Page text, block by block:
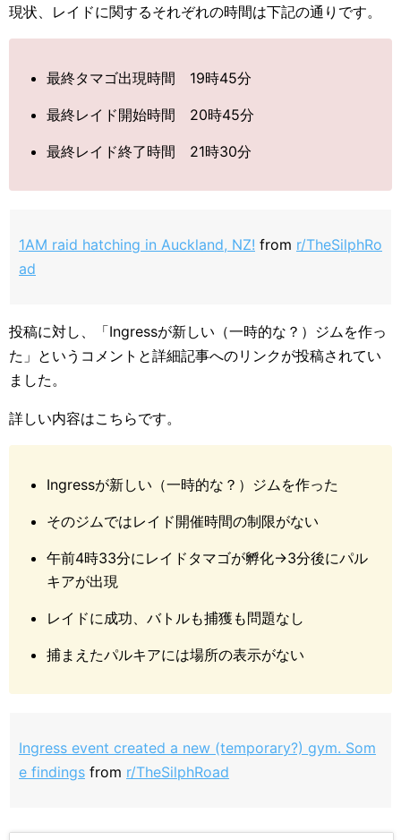
現状、レイドに関するそれぞれの時間は下記の通りです。
最終タマゴ出現時間 19時45分
最終レイド開始時間 20時45分
最終レイド終了時間 21時30分
1AM raid hatching in Auckland, NZ! from r/TheSilphRo
ad
投稿に対し、「Ingressが新しい（一時的な？）ジムを作っ
た」というコメントと詳細記事へのリンクが投稿されてい
ました。
詳しい内容はこちらです。
Ingressが新しい（一時的な？）ジムを作った
そのジムではレイド開催時間の制限がない
午前4時33分にレイドタマゴが孵化→3分後にパル
キアが出現
レイドに成功、バトルも捕獲も問題なし
捕まえたパルキアには場所の表示がない
Ingress event created a new (temporary?) gym. Som
e findings from r/TheSilphRoad